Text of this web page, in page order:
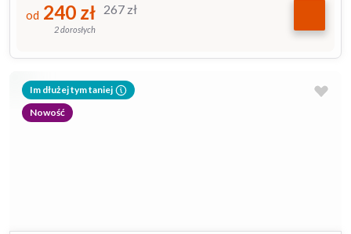
267 zł
od 240 zł
2 dorosłych
Im dłużej tym taniej
Nowość